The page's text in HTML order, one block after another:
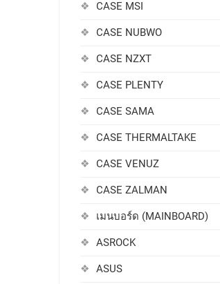
CASE MSI
CASE NUBWO
CASE NZXT
CASE PLENTY
CASE SAMA
CASE THERMALTAKE
CASE VENUZ
CASE ZALMAN
เมนบอร์ด (MAINBOARD)
ASROCK
ASUS